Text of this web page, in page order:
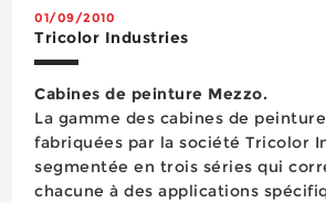
aérospatia...
01/09/2010
Tricolor Industries
Cabines de peinture Mezzo.
La gamme des cabines de
fabriquées par la société Tricolor
segmentée en trois séries qui
chacune à des applications